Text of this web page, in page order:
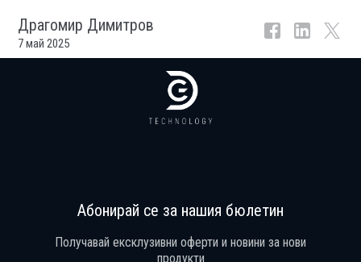
Драгомир Димитров
7 май 2025
Абонирай се за нашия бюлетин
Получавай ексклузивни оферти и новини за нови
продукти